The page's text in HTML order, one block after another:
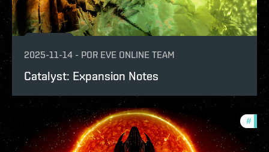
2025-11-14 - POR EVE ONLINE TEAM
Catalyst: Expansion Notes
#